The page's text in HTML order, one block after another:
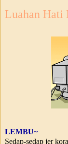
Luahan Hati
LEMBU~
Sedap-sedap jer